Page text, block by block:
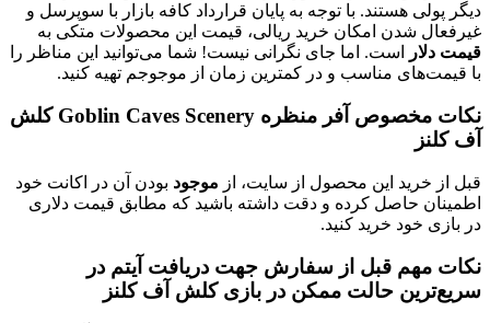
دیگر پولی هستند. با توجه به پایان قرارداد کافه بازار با سوپرسل و
غیرفعال شدن امکان خرید ریالی، قیمت این محصولات متکی به
قیمت دلار
است. اما جای نگرانی نیست! شما می‌توانید این مناظر را
با قیمت‌های مناسب و در کمترین زمان از موجوجم تهیه کنید.
نکات مخصوص آفر منظره Goblin Caves Scenery کلش
آف کلنز
قبل از خرید این محصول از سایت، از موجود بودن آن در اکانت خود
اطمینان حاصل کرده و دقت داشته باشید که مطابق قیمت دلاری
در بازی خود خرید کنید.
نکات مهم قبل از سفارش جهت دریافت آیتم در
سریع‌ترین حالت ممکن در بازی کلش آف کلنز